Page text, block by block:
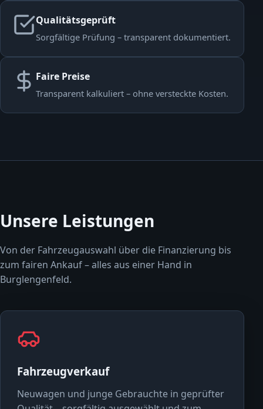
Qualitätsgeprüft
Sorgfältige Prüfung – transparent dokumentiert.
Faire Preise
Transparent kalkuliert – ohne versteckte Kosten.
Unsere Leistungen
Von der Fahrzeugauswahl über die Finanzierung bis
zum fairen Ankauf – alles aus einer Hand in
Burglengenfeld.
Fahrzeugverkauf
Neuwagen und junge Gebrauchte in geprüfter